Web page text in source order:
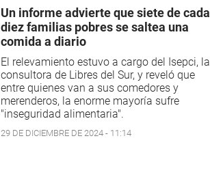
Un informe advierte que siete de cada
diez familias pobres se saltea una
comida a diario
El relevamiento estuvo a cargo del Isepci, la
consultora de Libres del Sur, y reveló que
entre quienes van a sus comedores y
merenderos, la enorme mayoría sufre
"inseguridad alimentaria".
29 DE DICIEMBRE DE 2024 - 11:14